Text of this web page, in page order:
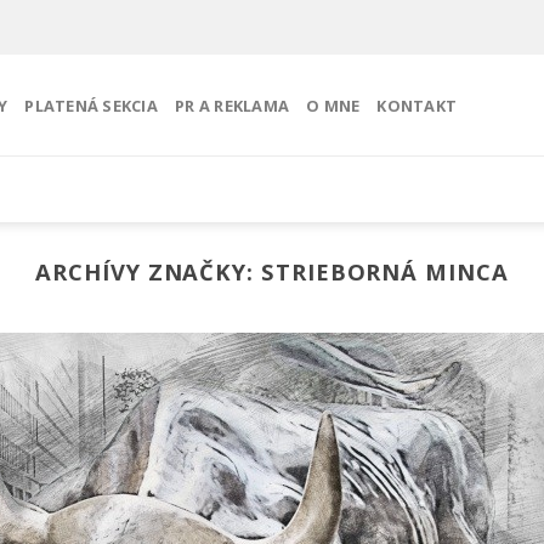
PLATENÁ SEKCIA PR A REKLAMA O MNE KONTAKT
ARCHÍVY ZNAČKY: STRIEBORNÁ MINCA